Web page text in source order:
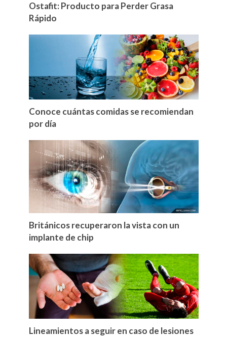
Ostafit: Producto para Perder Grasa
Rápido
Conoce cuántas comidas se recomiendan
por día
Británicos recuperaron la vista con un
implante de chip
Lineamientos a seguir en caso de lesiones